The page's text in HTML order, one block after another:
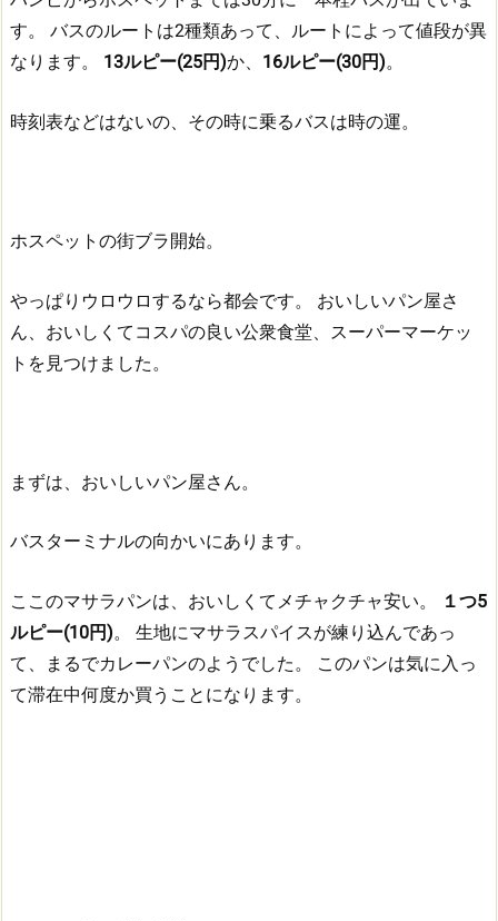
す。
バスのルートは2種類あって、ルートによって値段が異
なります。
13ルピー(25円)か、 16ルピー(30円)。
時刻表などはないの、その時に乗るバスは時の運。
ホスペットの街ブラ開始。
やっぱりウロウロするなら都会です。
おいしいパン屋さ
ん、おいしくてコスパの良い公衆食堂、スーパーマーケッ
トを見つけました。
まずは、おいしいパン屋さん。
バスターミナルの向かいにあります。
ここのマサラパンは、おいしくてメチャクチャ安い。
１つ5
ルピー(10円)。
生地にマサラスパイスが練り込んであっ
て、まるでカレーパンのようでした。
このパンは気に入っ
て滞在中何度か買うことになります。